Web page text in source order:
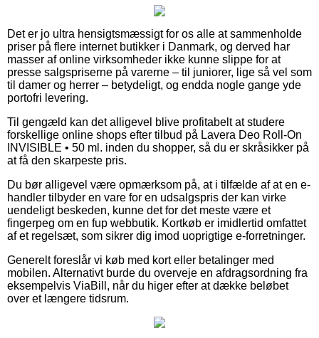
Det er jo ultra hensigtsmæssigt for os alle at sammenholde
priser på flere internet butikker i Danmark, og derved har
masser af online virksomheder ikke kunne slippe for at
presse salgspriserne på varerne – til juniorer, lige så vel som
til damer og herrer – betydeligt, og endda nogle gange yde
portofri levering.
Til gengæld kan det alligevel blive profitabelt at studere
forskellige online shops efter tilbud på Lavera Deo Roll-On
INVISIBLE • 50 ml. inden du shopper, så du er skråsikker på
at få den skarpeste pris.
Du bør alligevel være opmærksom på, at i tilfælde af at en e-
handler tilbyder en vare for en udsalgspris der kan virke
uendeligt beskeden, kunne det for det meste være et
fingerpeg om en fup webbutik. Kortkøb er imidlertid omfattet
af et regelsæt, som sikrer dig imod uoprigtige e-forretninger.
Generelt foreslår vi køb med kort eller betalinger med
mobilen. Alternativt burde du overveje en afdragsordning fra
eksempelvis ViaBill, når du higer efter at dække beløbet
over et længere tidsrum.